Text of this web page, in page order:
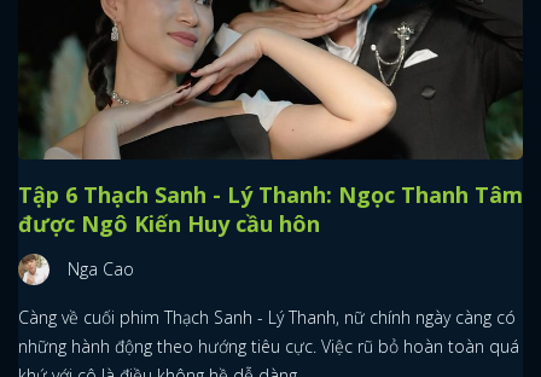
Tập 6 Thạch Sanh - Lý Thanh: Ngọc Thanh Tâm
được Ngô Kiến Huy cầu hôn
Nga Cao
Càng về cuối phim Thạch Sanh - Lý Thanh, nữ chính ngày càng có
những hành động theo hướng tiêu cực. Việc rũ bỏ hoàn toàn quá